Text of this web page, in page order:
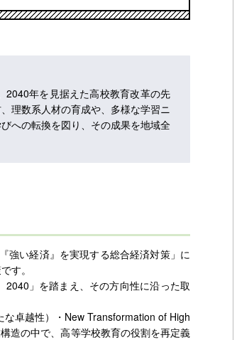
2040年を見据えた高校教育改革の先
理数系人材の育成や、多様な学習ニ
への転換を図り、その成果を地域全
強い経済』を実現する総合経済対策」に
す。
」を踏まえ、その方向性に沿った取
卓越性）・New Transformation of High
造の中で、高等学校教育の役割を再定義